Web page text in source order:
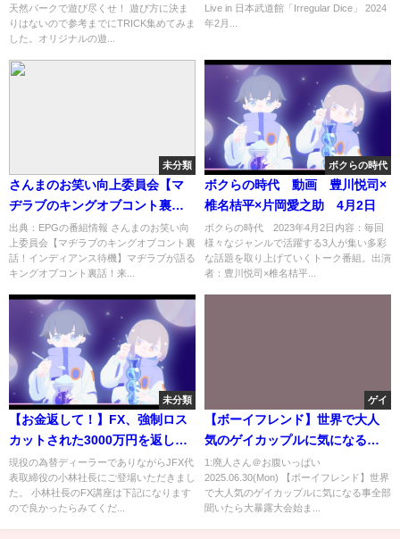
天然パークで遊び尽くせ！ 遊び方に決ま
りはないので参考までにTRICK集めてみま
した。オリジナルの遊...
Live in 日本武道館「Irregular Dice」 2024
年2月...
未分類
さんまのお笑い向上委員会【マ
ヂラブのキングオブコント裏
話！インディアンス待機】[字]…
の番組内容解析まとめ
出典：EPGの番組情報 さんまのお笑い向
上委員会【マヂラブのキングオブコント裏
話！インディアンス待機】マヂラブが語る
キングオブコント裏話！来...
ボクらの時代
ボクらの時代 動画 豊川悦司×
椎名桔平×片岡愛之助 4月2日
ボクらの時代 2023年4月2日内容：毎回
様々なジャンルで活躍する3人が集い多彩
な話題を取り上げていくトーク番組。出演
者：豊川悦司×椎名桔平...
未分類
【お金返して！】FX、強制ロス
カットされた3000万円を返して
とFX会社の社長に言ってみた。
現役の為替ディーラーでありながらJFX代
表取締役の小林社長にご登場いただきまし
た。 小林社長のFX講座は下記になります
ので良かったらみてくだ...
ゲイ
【ボーイフレンド】世界で大人
気のゲイカップルに気になる事
全部聞いたら大暴露大会始まっ
たwwww【DaiShunコラボ】
1:廃人さん＠お腹いっぱい
2025.06.30(Mon) 【ボーイフレンド】世界
で大人気のゲイカップルに気になる事全部
聞いたら大暴露大会始ま...